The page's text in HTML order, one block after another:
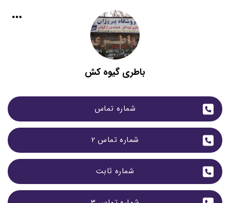
باطری گیوه کش
شماره تماس
شماره تماس 2
شماره ثابت